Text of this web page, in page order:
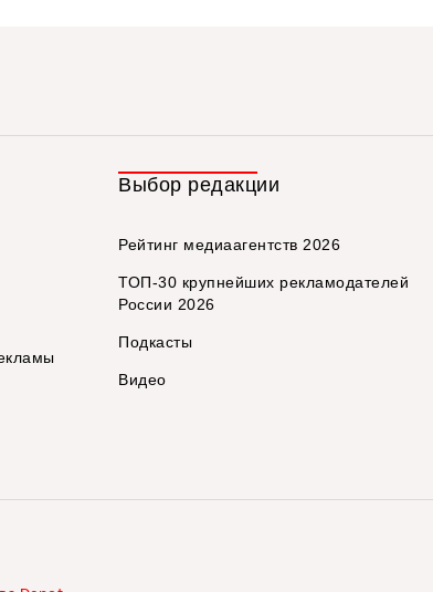
Выбор редакции
Рейтинг медиаагентств 2026
ТОП-30 крупнейших рекламодателей
России 2026
Подкасты
Видео